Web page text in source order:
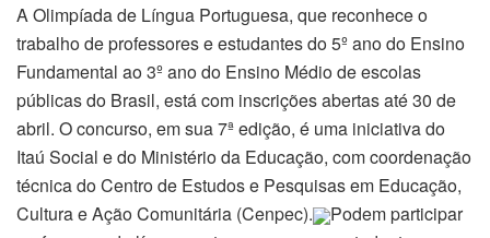
A Olimpíada de Língua Portuguesa, que reconhece o
trabalho de professores e estudantes do 5º ano do Ensino
Fundamental ao 3º ano do Ensino Médio de escolas
públicas do Brasil, está com inscrições abertas até 30 de
abril. O concurso, em sua 7ª edição, é uma iniciativa do
Itaú Social e do Ministério da Educação, com coordenação
técnica do Centro de Estudos e Pesquisas em Educação,
Cultura e Ação Comunitária (Cenpec).
Podem participar